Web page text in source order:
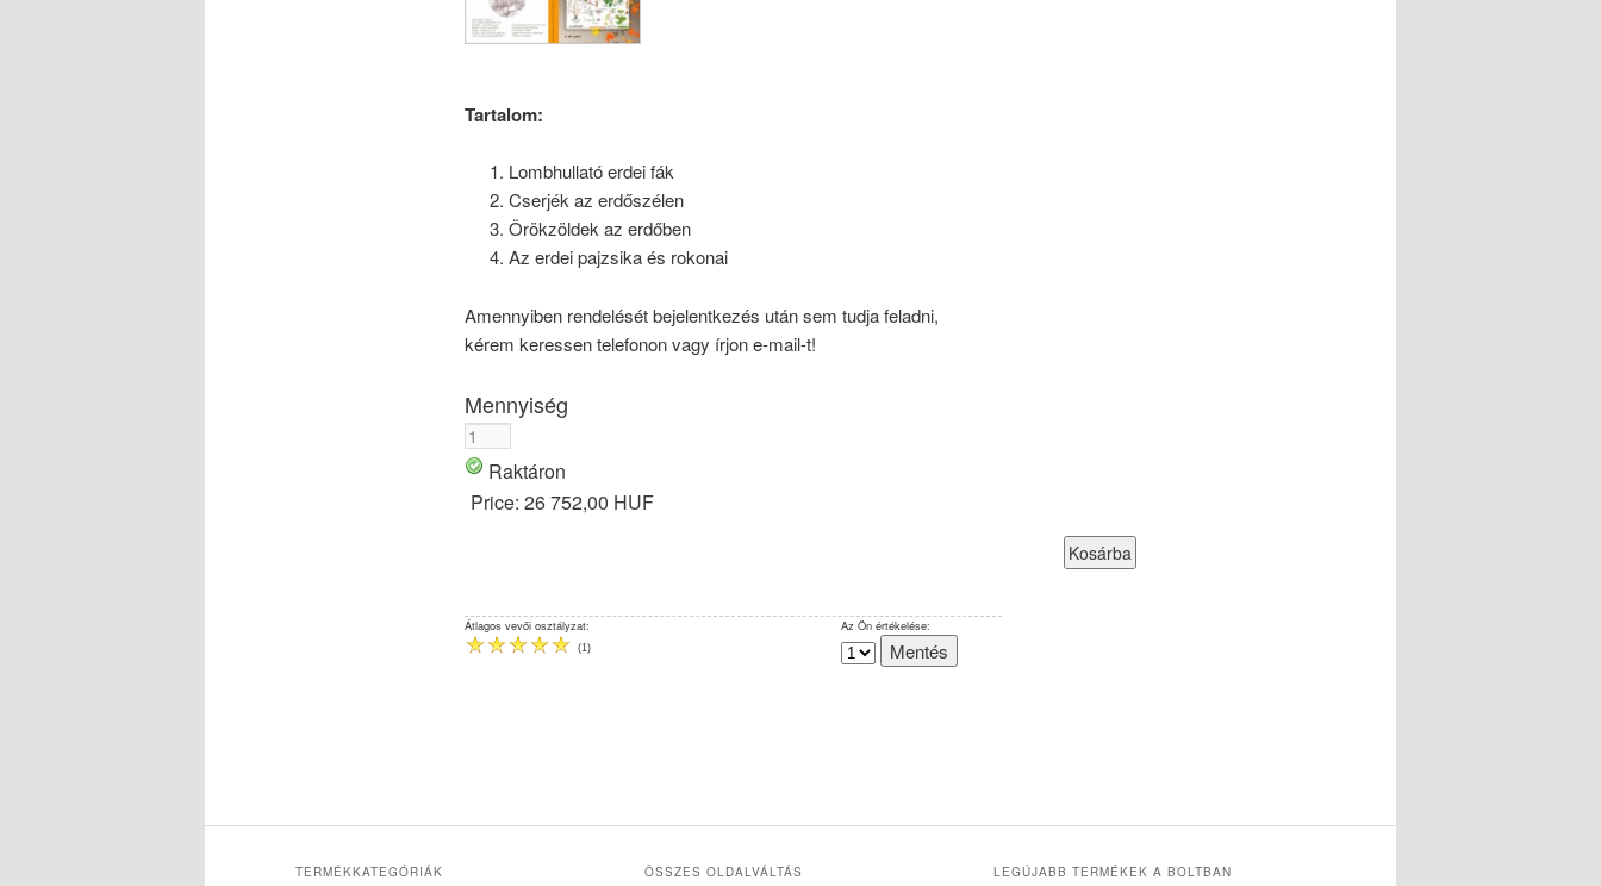
Tartalom:
Lombhullató erdei fák
Cserjék az erdőszélen
Örökzöldek az erdőben
Az erdei pajzsika és rokonai
Amennyiben rendelését bejelentkezés után sem tudja feladni,
kérem keressen telefonon vagy írjon e-mail-t!
Mennyiség
Raktáron
Price: 26 752,00 HUF
Átlagos vevői osztályzat:
(1 )
Az Ön értékelése:
TERMÉKKATEGÓRIÁK ÖSSZES OLDALVÁLTÁS LEGÚJABB TERMÉKEK A BOLTBAN